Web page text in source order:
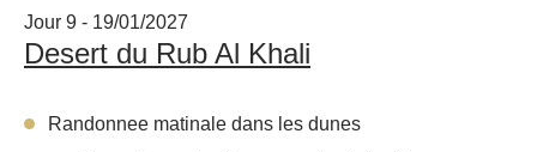
Jour 9 - 19/01/2027
Desert du Rub Al Khali
Randonnee matinale dans les dunes